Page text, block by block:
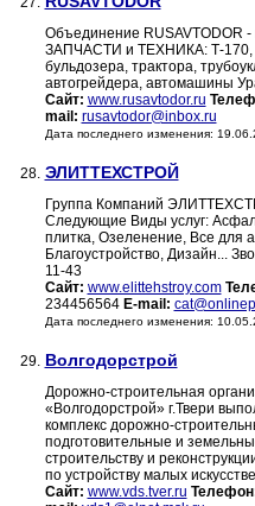
Объединение RUSAVTODOR -
ЗАПЧАСТИ и ТЕХНИКА: Т-170,
бульдозера, трактора,
автогрейдера, автомашины
Сайт: www.rusavtodor.ru
mail: rusavtodor@inbox.ru
Дата последнего изменения:
28. ЭЛИТТЕХСТРОЙ
Группа Компаний
Следующие Виды услуг:
плитка, Озеленение, Все для
Благоустройство, Дизайн...
11-43
Сайт: www.elittehstroy.com
234456564 E-mail:
Дата последнего изменения:
29. Волгодорстрой
Дорожно-строительная
«Волгодорстрой» г.Твери
комплекс дорожно-
подготовительные и
строительству и
по устройству малых
Сайт: www.vds.tver.ru